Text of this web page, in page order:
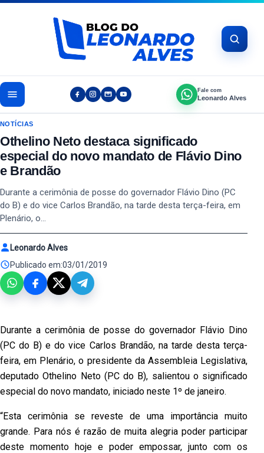
Pular para o conteúdo
Fale com
Leonardo Alves
NOTÍCIAS
Othelino Neto destaca significado
especial do novo mandato de Flávio Dino
e Brandão
Durante a cerimônia de posse do governador Flávio Dino (PC
do B) e do vice Carlos Brandão, na tarde desta terça-feira, em
Plenário, o…
Leonardo Alves
Publicado em:03/01/2019
Durante a cerimônia de posse do governador Flávio Dino
(PC do B) e do vice Carlos Brandão, na tarde desta terça-
feira, em Plenário, o presidente da Assembleia Legislativa,
deputado Othelino Neto (PC do B), salientou o significado
especial do novo mandato, iniciado neste 1º de janeiro.
“Esta cerimônia se reveste de uma importância muito
grande. Para nós é razão de muita alegria poder participar
deste momento hoje e poder empossar, junto com os